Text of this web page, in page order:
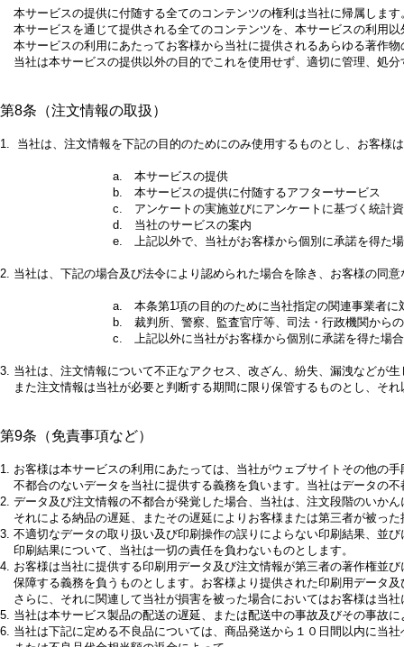
本サービスの提供に付随する全てのコンテンツの権利は当社に帰属します
本サービスを通じて提供される全てのコンテンツを、本サービスの利用
本サービスの利用にあたってお客様から当社に提供されるあらゆる著作
当社は本サービスの提供以外の目的でこれを使用せず、適切に管理、処
第8条（注文情報の取扱）
1. 当社は、注文情報を下記の目的のためにのみ使用するものとし、お客様
a. 本サービスの提供
b. 本サービスの提供に付随するアフターサービス
c. アンケートの実施並びにアンケートに基づく統計
d. 当社のサービスの案内
e. 上記以外で、当社がお客様から個別に承諾を得た
2. 当社は、下記の場合及び法令により認められた場合を除き、お客様の同
a. 本条第1項の目的のために当社指定の関連事業者に
b. 裁判所、警察、監査官庁等、司法・行政機関から
c. 上記以外に当社がお客様から個別に承諾を得た場合
3. 当社は、注文情報について不正なアクセス、改ざん、紛失、漏洩などが
また注文情報は当社が必要と判断する期間に限り保管するものとし、そ
第9条（免責事項など）
1. お客様は本サービスの利用にあたっては、当社がウェブサイトその他の
不都合のないデータを当社に提供する義務を負います。当社はデータの
2. データ及び注文情報の不都合が発覚した場合、当社は、注文段階のいか
それによる納品の遅延、またその遅延によりお客様または第三者が被っ
3. 不適切なデータの取り扱い及び印刷操作の誤りによらない印刷結果、並
印刷結果について、当社は一切の責任を負わないものとします。
4. お客様は当社に提供する印刷用データ及び注文情報が第三者の著作権並
保障する義務を負うものとします。お客様より提供された印刷用データ
さらに、それに関連して当社が損害を被った場合においてはお客様は当
5. 当社は本サービス製品の配送の遅延、または配送中の事故及びその事故
6. 当社は下記に定める不良品については、商品発送から１０日間以内に当